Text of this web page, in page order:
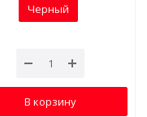
Черный
В корзину